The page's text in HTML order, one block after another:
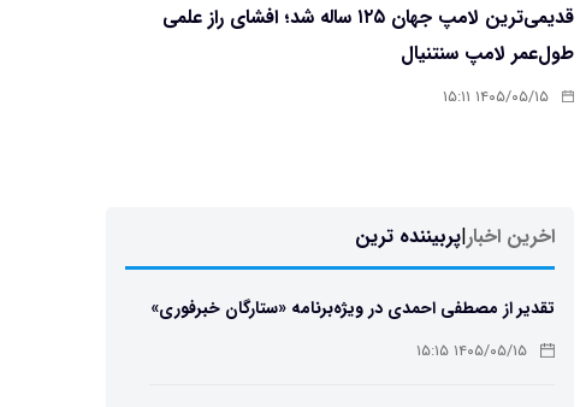
قدیمی‌ترین لامپ جهان ۱۲۵ ساله شد؛ افشای راز علمی
طول‌عمر لامپ سنتنیال
۱۴۰۵/۰۵/۱۵ ۱۵:۱۱
اخرین اخبار|پربیننده ترین
تقدیر از مصطفی احمدی در ویژه‌برنامه «ستارگان خبرفوری»
۱۴۰۵/۰۵/۱۵ ۱۵:۱۵